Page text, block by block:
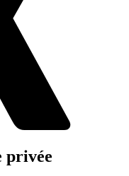
privée